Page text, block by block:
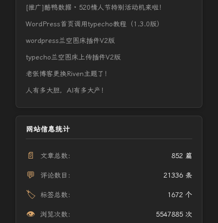
[推广]酷鸭数据 · 520情人节特别活动机来啦！
WordPress首页调用typecho教程（1.3.0版）
wordpress兰空图床插件V2版
typecho兰空图床上传插件V2版
老张博客更换Riven主题了！
人有多大胆，AI有多大产！
网站信息统计
📄 文章总数： 852 篇
💬 评论数目： 21336 条
🏷️ 标签总数： 1672 个
👁️ 浏览次数： 5547885 次